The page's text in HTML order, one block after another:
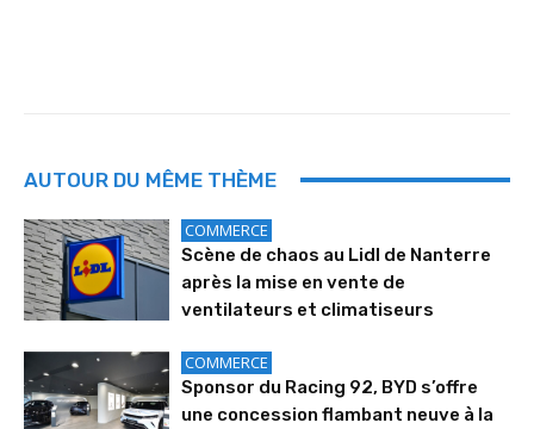
AUTOUR DU MÊME THÈME
COMMERCE
Scène de chaos au Lidl de Nanterre
après la mise en vente de
ventilateurs et climatiseurs
COMMERCE
Sponsor du Racing 92, BYD s’offre
une concession flambant neuve à la